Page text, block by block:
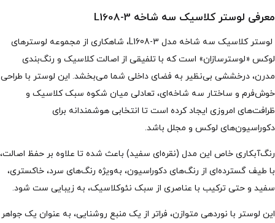
معرفی لوستر کلاسیک سه شاخه L1608-3
لوستر کلاسیک سه شاخه مدل L1608-3، شاهکاری از مجموعه لوسترهای
لوکس «لوسترسازان» است که با تلفیقی از اصالت کلاسیک و رنگ‌بندی
مدرن، درخششی بی‌نظیر به فضای داخلی شما می‌بخشد. این لوستر با طراحی
خوش‌فرم و ساختار سه شاخه‌ای، تعادلی میان شکوه سبک کلاسیک و
ظرافت‌های امروزی ایجاد کرده است تا انتخابی هوشمندانه برای
دکوراسیون‌های لوکس و مجلل باشد.
رنگ‌آبکاری خاص این مدل (نقره‌ای سفید) باعث شده تا علاوه بر حفظ اصالت،
با طیف گسترده‌ای از رنگ‌های دکوراسیون، به‌ویژه رنگ‌های سرد، خاکستری،
سفید و حتی ترکیب با عناصری از سبک نئوکلاسیک، به زیبایی ست شود.
این لوستر با نوردهی متوازن، فراتر از یک منبع روشنایی، به عنوان یک جواهر